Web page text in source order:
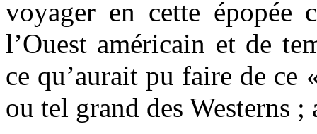
voyager en cette épopée
l’Ouest américain et de
ce qu’aurait pu faire de ce
ou tel grand des Westerns